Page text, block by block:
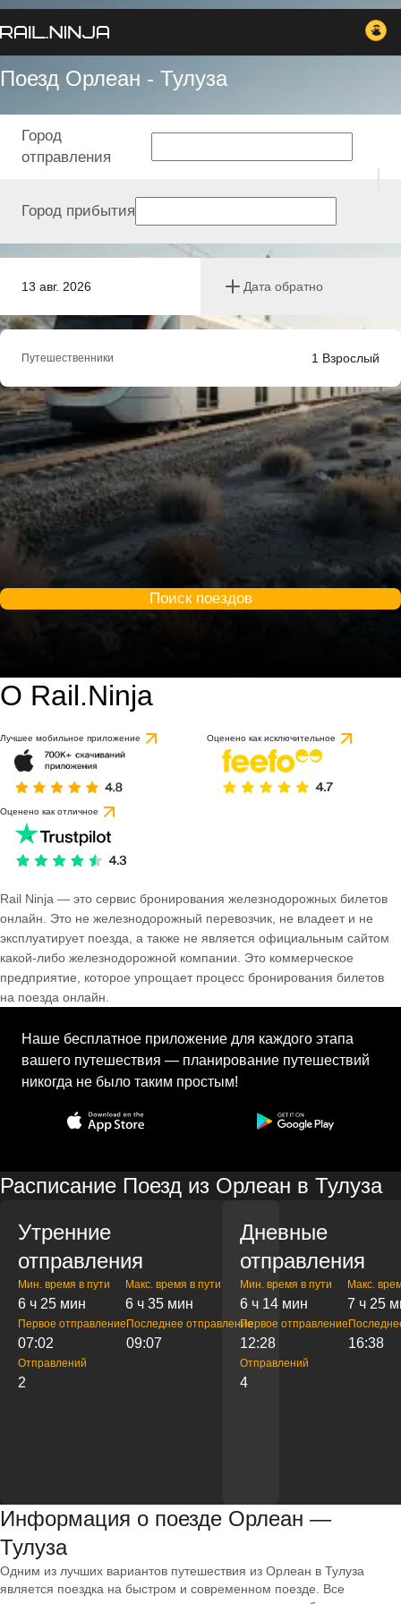
Поезд Орлеан - Тулуза
13 авг. 2026 Дата обратно
Город
отправления
Город прибытия
Путешественники 1 Взрослый
Поиск поездов
О Rail.Ninja
Лучшее мобильное приложение Оценено как исключительное
Оценено как отличное
Rail Ninja — это сервис бронирования железнодорожных билетов
онлайн. Это не железнодорожный перевозчик, не владеет и не
эксплуатирует поезда, а также не является официальным сайтом
какой-либо железнодорожной компании. Это коммерческое
предприятие, которое упрощает процесс бронирования билетов
на поезда онлайн.
Наше бесплатное приложение для каждого этапа
вашего путешествия — планирование путешествий
никогда не было таким простым!
Расписание Поезд из Орлеан в Тулуза
Утренние
отправления
Мин. время в пути
6 ч 25 мин
Макс. время в пути
6 ч 35 мин
Первое отправление
07:02
Последнее отправление
09:07
Отправлений
2
Дневные
отправления
Мин. время в пути
6 ч 14 мин
Макс.
7 ч 25
Первое отправление
12:28 16:38
Отправлений
4
Информация о поезде Орлеан —
Тулуза
Одним из лучших вариантов путешествия из Орлеан в Тулуза
является поездка на быстром и современном поезде. Все